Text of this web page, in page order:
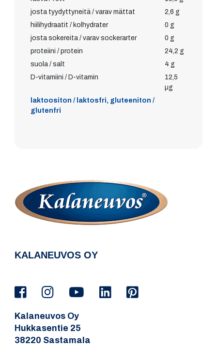
josta tyydyttyneitä / varav mättat
2,6 g
hiilihydraatit / kolhydrater
0 g
josta sokereita / varav sockerarter
0 g
proteiini / protein
24,2 g
suola / salt
4 g
D-vitamiini / D-vitamin
12,5
µg
laktoositon / laktosfri, gluteeniton /
glutenfri
KALANEUVOS OY
Kalaneuvos Oy
Hukkasentie 25
38220 Sastamala